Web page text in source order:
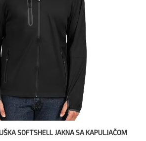
SOFTSHELL JAKNA SA KAPULJAČOM